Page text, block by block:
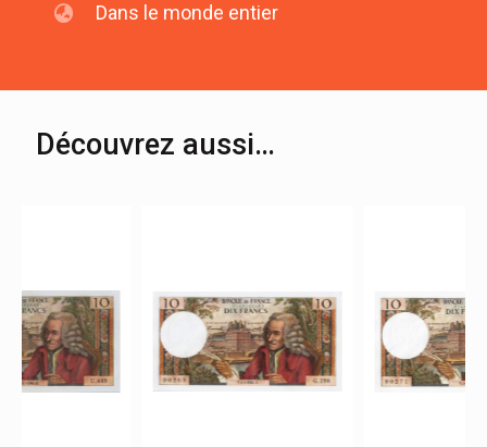
Dans le monde entier
Découvrez aussi…